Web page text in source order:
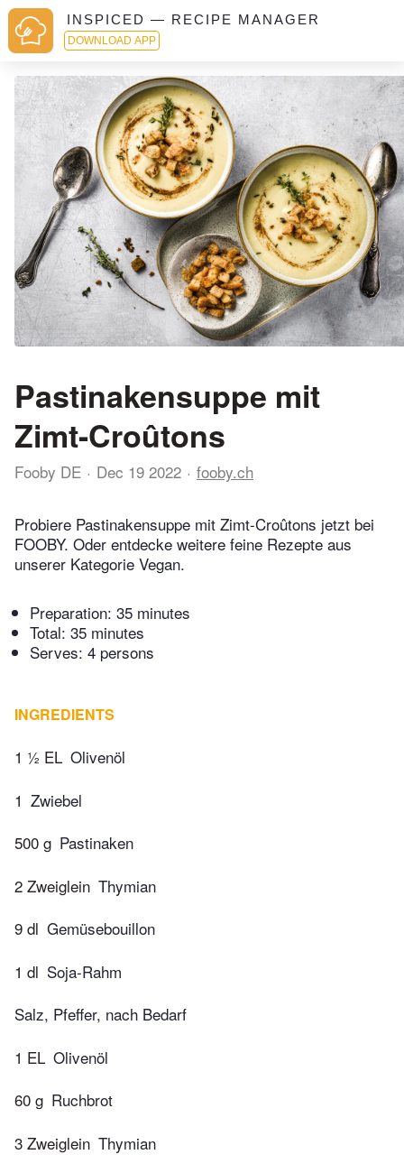
INSPICED — RECIPE MANAGER
DOWNLOAD APP
Pastinakensuppe mit
Zimt-Croûtons
Fooby DE Dec 19 2022 fooby.ch
Probiere Pastinakensuppe mit Zimt-Croûtons jetzt bei
FOOBY. Oder entdecke weitere feine Rezepte aus
unserer Kategorie Vegan.
Preparation: 35 minutes
Total: 35 minutes
Serves: 4 persons
INGREDIENTS
1 ½ EL Olivenöl
1 Zwiebel
500 g Pastinaken
2 Zweiglein Thymian
9 dl Gemüsebouillon
1 dl Soja-Rahm
Salz, Pfeffer, nach Bedarf
1 EL Olivenöl
60 g Ruchbrot
3 Zweiglein Thymian